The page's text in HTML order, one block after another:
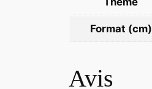
Format (cm)
Avis